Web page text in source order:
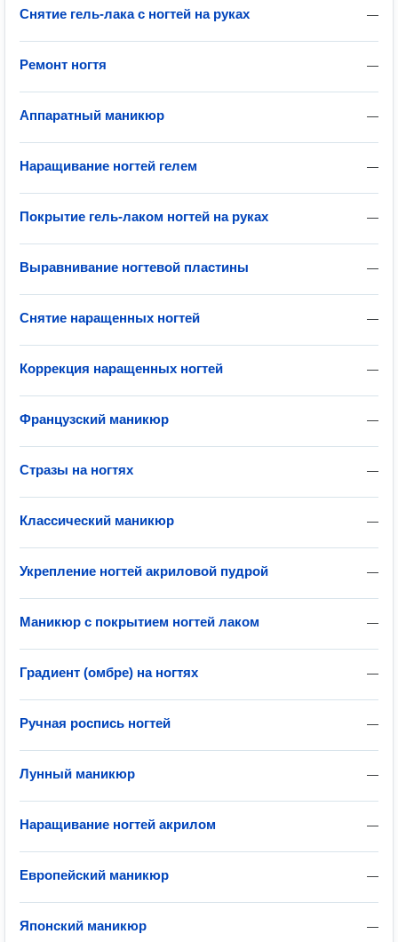
—
Снятие гель-лака с ногтей на руках
—
Ремонт ногтя
—
Аппаратный маникюр
—
Наращивание ногтей гелем
—
Покрытие гель-лаком ногтей на руках
—
Выравнивание ногтевой пластины
—
Снятие наращенных ногтей
—
Коррекция наращенных ногтей
—
Французский маникюр
—
Стразы на ногтях
—
Классический маникюр
—
Укрепление ногтей акриловой пудрой
—
Маникюр с покрытием ногтей лаком
—
Градиент (омбре) на ногтях
—
Ручная роспись ногтей
—
Лунный маникюр
—
Наращивание ногтей акрилом
—
Европейский маникюр
—
Японский маникюр